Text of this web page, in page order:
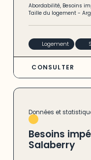
Abordabilité, Besoins
Taille du logement -
Logement
CONSULTER
Données et
Besoins
Salaberry